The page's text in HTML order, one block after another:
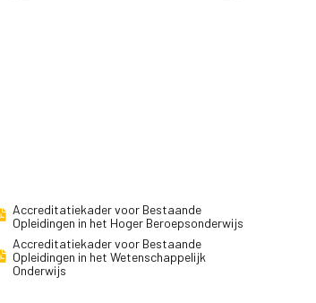
Accreditatiekader voor Bestaande
Opleidingen in het Hoger Beroepsonderwijs
Accreditatiekader voor Bestaande
Opleidingen in het Wetenschappelijk
Onderwijs